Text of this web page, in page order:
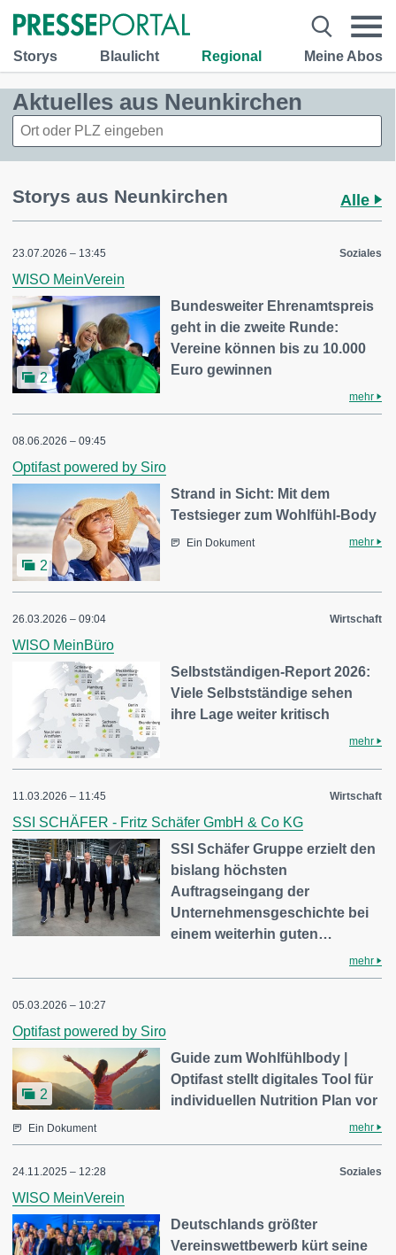
Storys Blaulicht Regional Meine Abos
Aktuelles aus Neunkirchen
Storys aus Neunkirchen Alle
23.07.2026 – 13:45 Soziales
WISO MeinVerein
2
Bundesweiter Ehrenamtspreis
geht in die zweite Runde:
Vereine können bis zu 10.000
Euro gewinnen
mehr
08.06.2026 – 09:45
Optifast powered by Siro
2
Strand in Sicht: Mit dem
Testsieger zum Wohlfühl-Body
Ein Dokument mehr
26.03.2026 – 09:04 Wirtschaft
WISO MeinBüro
Selbstständigen-Report 2026:
Viele Selbstständige sehen
ihre Lage weiter kritisch
mehr
11.03.2026 – 11:45 Wirtschaft
SSI SCHÄFER - Fritz Schäfer GmbH & Co KG
SSI Schäfer Gruppe erzielt den
bislang höchsten
Auftragseingang der
Unternehmensgeschichte bei
einem weiterhin guten…
mehr
05.03.2026 – 10:27
Optifast powered by Siro
2
Guide zum Wohlfühlbody |
Optifast stellt digitales Tool für
individuellen Nutrition Plan vor
Ein Dokument mehr
24.11.2025 – 12:28 Soziales
WISO MeinVerein
Deutschlands größter
Vereinswettbewerb kürt seine